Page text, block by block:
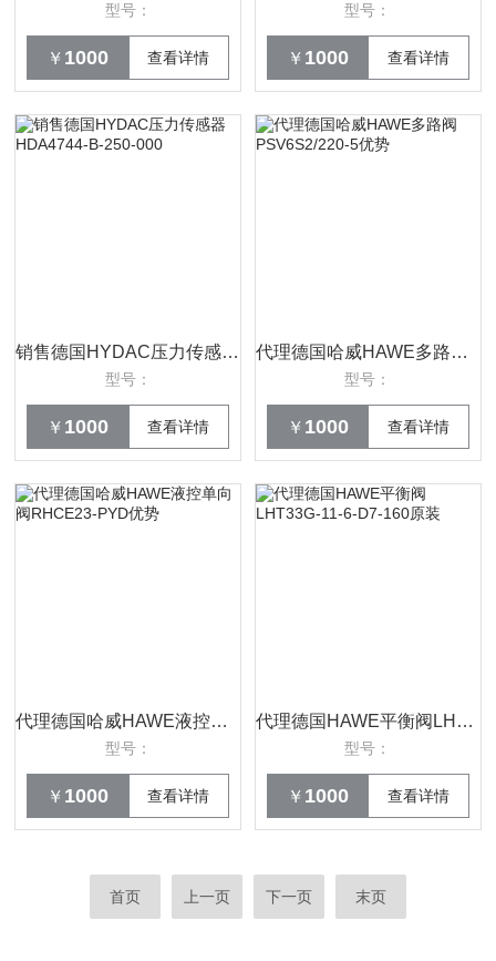
型号：
￥ 1000 查看详情
型号：
￥ 1000 查看详情
销售德国HYDAC压力传感器HDA4744-B-250-000
型号：
￥ 1000 查看详情
代理德国哈威HAWE多路阀PSV6S2/220-5优势
型号：
￥ 1000 查看详情
代理德国哈威HAWE液控单向阀RHCE23-PYD优势
型号：
￥ 1000 查看详情
代理德国HAWE平衡阀LHT33G-11-6-D7-160原装
型号：
￥ 1000 查看详情
首页 上一页 下一页 末页